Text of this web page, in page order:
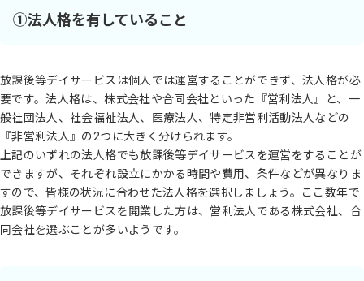
①法人格を有していること
放課後等デイサービスは個人では運営することができず、法人格が必
要です。法人格は、株式会社や合同会社といった『営利法人』と、一
般社団法人、社会福祉法人、医療法人、特定非営利活動法人などの
『非営利法人』の2つに大きく分けられます。
上記のいずれの法人格でも放課後等デイサービスを運営をすることが
できますが、それぞれ設立にかかる時間や費用、条件などが異なりま
すので、皆様の状況に合わせた法人格を選択しましょう。ここ数年で
放課後等デイサービスを開業した方は、営利法人である株式会社、合
同会社を選ぶことが多いようです。